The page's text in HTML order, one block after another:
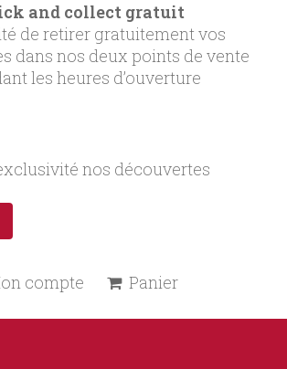
and collect gratuit
de retirer gratuitement vos
dans nos deux points de vente
les heures d’ouverture
nos découvertes
compte Panier